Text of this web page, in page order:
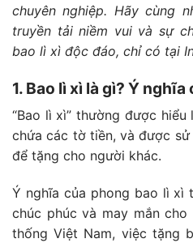
chuyên nghiệp. Hãy cùng
truyền tải niềm vui và sự
bao lì xì độc đáo, chỉ có tại
1. Bao lì xì là gì? Ý nghĩa
“Bao lì xì” thường được
chứa các tờ tiền, và được
để tặng cho người khác.
Ý nghĩa của phong bao lì xì
chúc phúc và may mắn
thống Việt Nam, việc tặng